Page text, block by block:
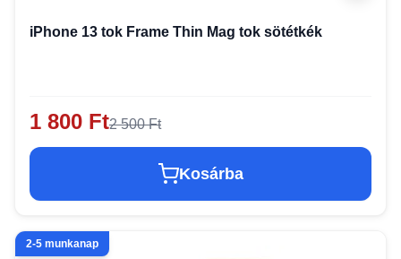
iPhone 13 tok Frame Thin Mag tok sötétkék
1 800 Ft2 500 Ft
Kosárba
2-5 munkanap